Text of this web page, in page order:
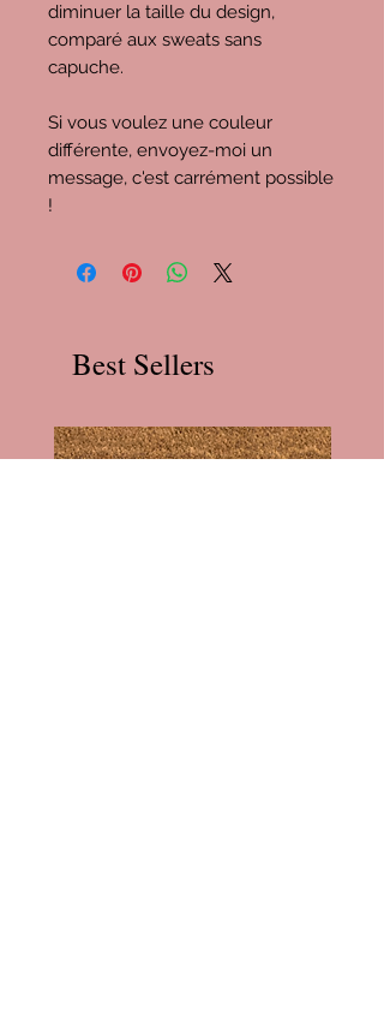
diminuer la taille du design,
comparé aux sweats sans
capuche.
Si vous voulez une couleur
différente, envoyez-moi un
message, c'est carrément possible
!
Best Sellers